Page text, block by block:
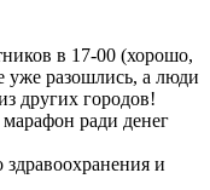
в 17-00 (хорошо,
уже разошлись, а люди
других городов!
ради денег
и